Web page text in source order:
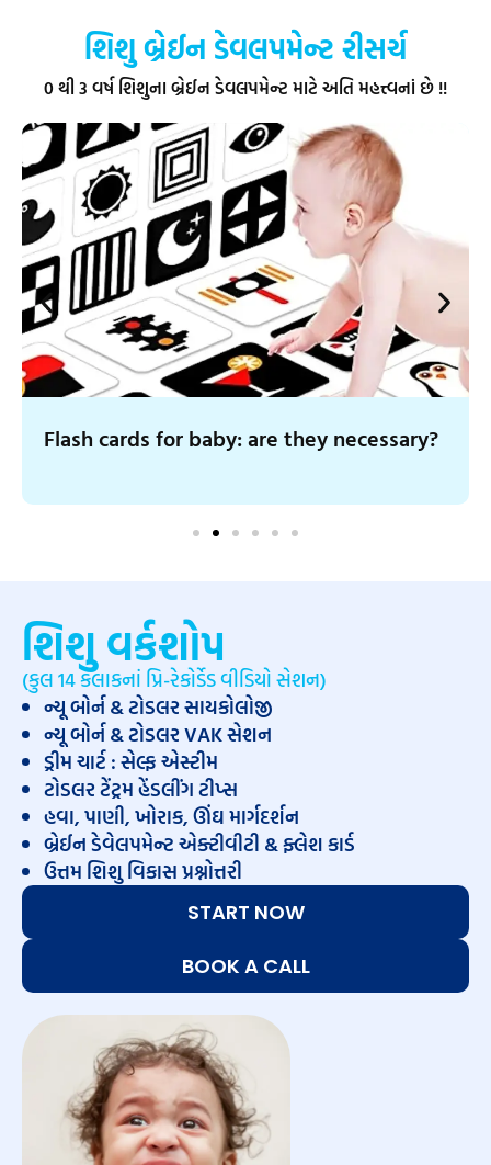
શિશુ બ્રેઈન ડેવલપમેન્ટ રીસર્ચ
0 થી 3 વર્ષ શિશુના બ્રેઈન ડેવલપમેન્ટ માટે અતિ મહત્ત્વનાં છે !!
Flash cards for baby: are they necessary?
શિશુ વર્કશોપ
(કુલ 14 કલાકનાં પ્રિ-રેકોર્ડેડ વીડિયો સેશન)
ન્યૂ બોર્ન & ટોડલર સાયકોલોજી
ન્યૂ બોર્ન & ટોડલર VAK સેશન
ડ્રીમ ચાર્ટ : સેલ્ફ એસ્ટીમ
ટોડલર ટેંટ્રમ હેંડલીંગ ટીપ્સ
હવા, પાણી, ખોરાક, ઊંઘ માર્ગદર્શન
બ્રેઈન ડેવેલપમેન્ટ એક્ટીવીટી & ફ્લેશ કાર્ડ
ઉત્તમ શિશુ વિકાસ પ્રશ્નોત્તરી
START NOW
BOOK A CALL